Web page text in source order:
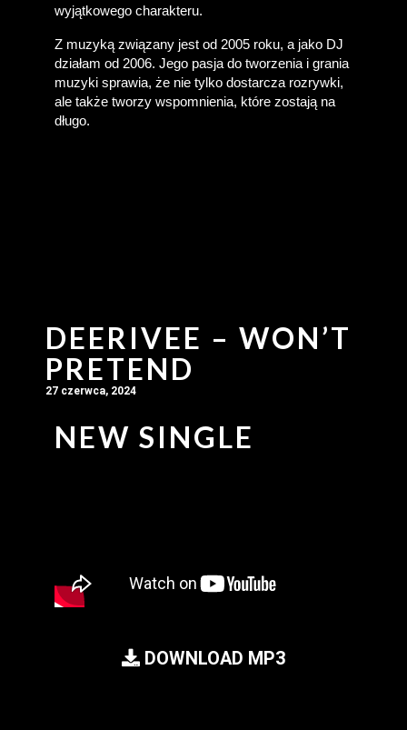
wyjątkowego charakteru.
Z muzyką związany jest od 2005 roku, a jako DJ
działam od 2006. Jego pasja do tworzenia i grania
muzyki sprawia, że nie tylko dostarcza rozrywki,
ale także tworzy wspomnienia, które zostają na
długo.
DEERIVEE – WON’T
PRETEND
27 czerwca, 2024
NEW SINGLE
DOWNLOAD MP3